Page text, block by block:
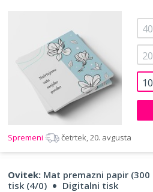
Spremeni četrtek, 20. avgusta
Ovitek: Mat premazni papir (300
tisk (4/0)
Digitalni tisk